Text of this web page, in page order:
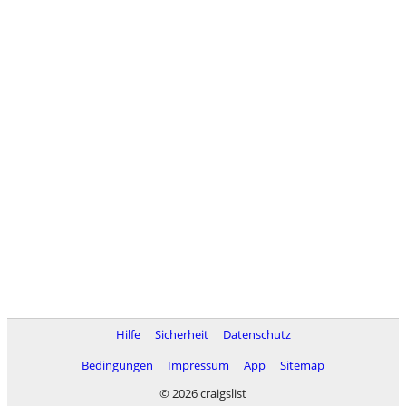
Hilfe Sicherheit
Datenschutz
Bedingungen
Impressum App
Sitemap
© 2026 craigslist